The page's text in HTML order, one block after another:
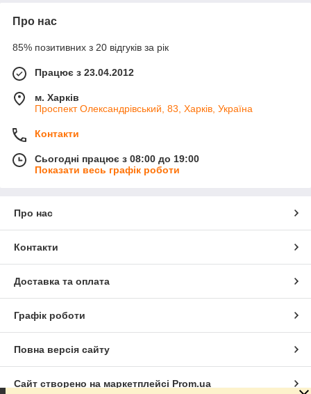
Про нас
85% позитивних з 20 відгуків за рік
Працює з 23.04.2012
м. Харків
Проспект Олександрівський, 83, Харків, Україна
Контакти
Сьогодні працює з 08:00 до 19:00
Показати весь графік роботи
Про нас
Контакти
Доставка та оплата
Графік роботи
Повна версія сайту
Сайт створено на маркетплейсі Prom.ua